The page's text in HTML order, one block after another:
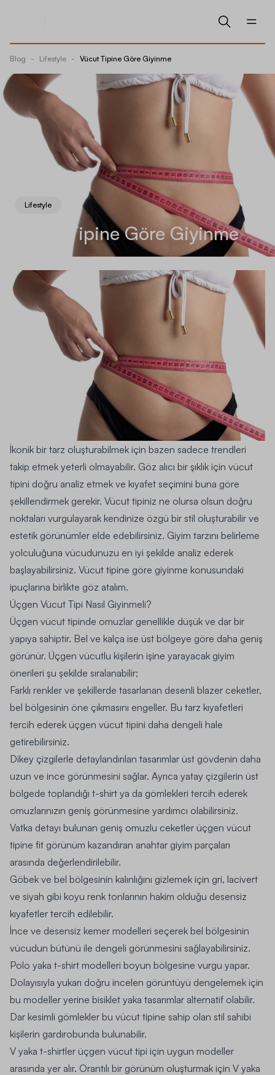
Blog - Lifestyle - Vücut Tipine Göre Giyinme
Lifestyle
Vücut Tipine Göre Giyinme
İkonik bir tarz oluşturabilmek için bazen sadece trendleri
takip etmek yeterli olmayabilir. Göz alıcı bir şıklık için vücut
tipini doğru analiz etmek ve kıyafet seçimini buna göre
şekillendirmek gerekir. Vücut tipiniz ne olursa olsun doğru
noktaları vurgulayarak kendinize özgü bir stil oluşturabilir ve
estetik görünümler elde edebilirsiniz. Giyim tarzını belirleme
yolculuğuna vücudunuzu en iyi şekilde analiz ederek
başlayabilirsiniz. Vücut tipine göre giyinme konusundaki
ipuçlarına birlikte göz atalım.
Üçgen Vücut Tipi Nasıl Giyinmeli?
Üçgen vücut tipinde omuzlar genellikle düşük ve dar bir
yapıya sahiptir. Bel ve kalça ise üst bölgeye göre daha geniş
görünür. Üçgen vücutlu kişilerin işine yarayacak giyim
önerileri şu şekilde sıralanabilir;
Farklı renkler ve şekillerde tasarlanan desenli blazer ceketler,
bel bölgesinin öne çıkmasını engeller. Bu tarz kıyafetleri
tercih ederek üçgen vücut tipini daha dengeli hale
getirebilirsiniz.
Dikey çizgilerle detaylandırılan tasarımlar üst gövdenin daha
uzun ve ince görünmesini sağlar. Ayrıca yatay çizgilerin üst
bölgede toplandığı t-shirt ya da gömlekleri tercih ederek
omuzlarınızın geniş görünmesine yardımcı olabilirsiniz.
Vatka detayı bulunan geniş omuzlu ceketler üçgen vücut
tipine fit görünüm kazandıran anahtar giyim parçaları
arasında değerlendirilebilir.
Göbek ve bel bölgesinin kalınlığını gizlemek için gri, lacivert
ve siyah gibi koyu renk tonlarının hakim olduğu desensiz
kıyafetler tercih edilebilir.
İnce ve desensiz kemer modelleri seçerek bel bölgesinin
vücudun bütünü ile dengeli görünmesini sağlayabilirsiniz.
Polo yaka t-shirt modelleri boyun bölgesine vurgu yapar.
Dolayısıyla yukarı doğru incelen görüntüyü dengelemek için
bu modeller yerine bisiklet yaka tasarımlar alternatif olabilir.
Dar kesimli gömlekler bu vücut tipine sahip olan stil sahibi
kişilerin gardırobunda bulunabilir.
V yaka t-shirtler üçgen vücut tipi için uygun modeller
arasında yer alır. Orantılı bir görünüm oluşturmak için V yaka